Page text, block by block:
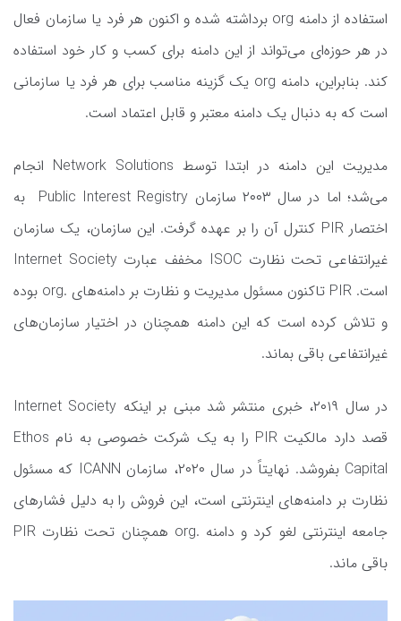
استفاده از دامنه org برداشته شده و اکنون هر فرد یا سازمان فعال
در هر حوزه‌ای می‌تواند از این دامنه برای کسب و کار خود استفاده
کند. بنابراین، دامنه org یک گزینه مناسب برای هر فرد یا سازمانی
است که به دنبال یک دامنه معتبر و قابل اعتماد است.
مدیریت این دامنه در ابتدا توسط Network Solutions انجام
می‌شد؛ اما در سال ۲۰۰۳ سازمان Public Interest Registry به
اختصار PIR کنترل آن را بر عهده گرفت. این سازمان، یک سازمان
غیرانتفاعی تحت نظارت ISOC مخفف عبارت Internet Society
است. PIR تاکنون مسئول مدیریت و نظارت بر دامنه‌های .org بوده
و تلاش کرده است که این دامنه همچنان در اختیار سازمان‌های
غیرانتفاعی باقی بماند.
در سال ۲۰۱۹، خبری منتشر شد مبنی بر اینکه Internet Society
قصد دارد مالکیت PIR را به یک شرکت خصوصی به نام Ethos
Capital بفروشد. نهایتاً در سال ۲۰۲۰، سازمان ICANN که مسئول
نظارت بر دامنه‌های اینترنتی است، این فروش را به دلیل فشارهای
جامعه اینترنتی لغو کرد و دامنه .org همچنان تحت نظارت PIR
باقی ماند.